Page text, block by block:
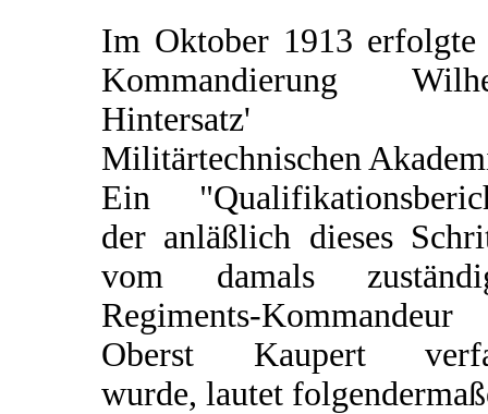
Im Oktober 1913 erfolgte
Kommandierung
Hintersatz'
Militärtechnischen
Ein
der anläßlich dieses
vom damals
Regiments-Kommandeur
Oberst Kaupert
wurde, lautet